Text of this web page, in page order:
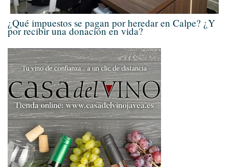
¿Qué impuestos se pagan por heredar en Calpe? ¿Y
por recibir una donación en vida?